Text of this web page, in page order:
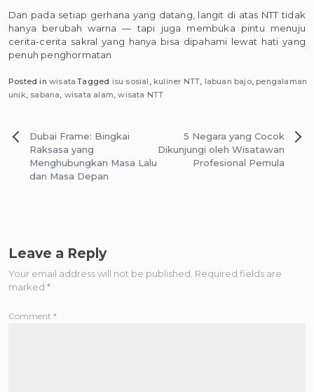
Dan pada setiap gerhana yang datang, langit di atas NTT tidak
hanya berubah warna — tapi juga membuka pintu menuju
cerita-cerita sakral yang hanya bisa dipahami lewat hati yang
penuh penghormatan
Posted inwisata Tagged isu sosial , kuliner NTT, labuan bajo,pengalaman
unik, sabana, wisata alam,wisata NTT
Post
navigation
Dubai Frame: Bingkai
Raksasa yang
Menghubungkan Masa Lalu
dan Masa Depan
5 Negara yang Cocok
Dikunjungi oleh Wisatawan
Profesional Pemula
Leave a Reply
Your email address will not be published. Required fields are
marked *
Comment *